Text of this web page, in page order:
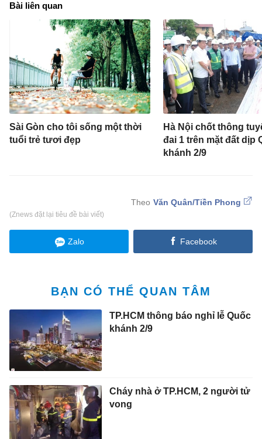
Bài liên quan
Sài Gòn cho tôi sống một thời
tuổi trẻ tươi đẹp
Hà Nội chốt thông
đai 1 trên mặt đất dịp
khánh 2/9
Văn Quân/Tiền Phong
(Znews đặt lại tiêu đề bài viết)
Zalo Facebook
BẠN CÓ THỂ QUAN TÂM
TP.HCM thông báo nghỉ lễ Quốc
khánh 2/9
Cháy nhà ở TP.HCM, 2 người tử
vong